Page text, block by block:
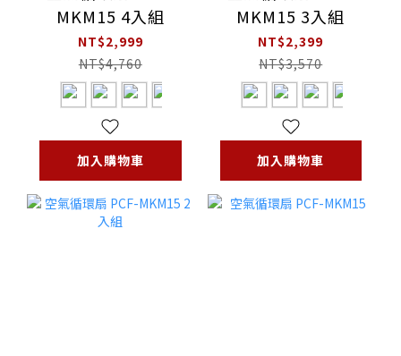
MKM15 4入組
NT$2,999
NT$4,760
加入購物車
MKM15 3入組
NT$2,399
NT$3,570
加入購物車